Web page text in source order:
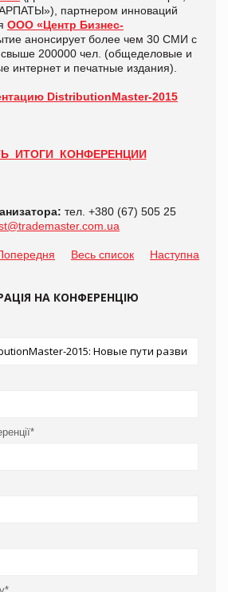
партнером инноваций
ООО «Центр Бизнес-
анонсирует более чем 30 СМИ с
свыше 200000 чел. (общеделовые и
интернет и печатные издания).
DistributionMaster-2015
ИТОГИ КОНФЕРЕНЦИИ
тел. +380 (67) 505 25
Весь список Наступна
НА КОНФЕРЕНЦІЮ